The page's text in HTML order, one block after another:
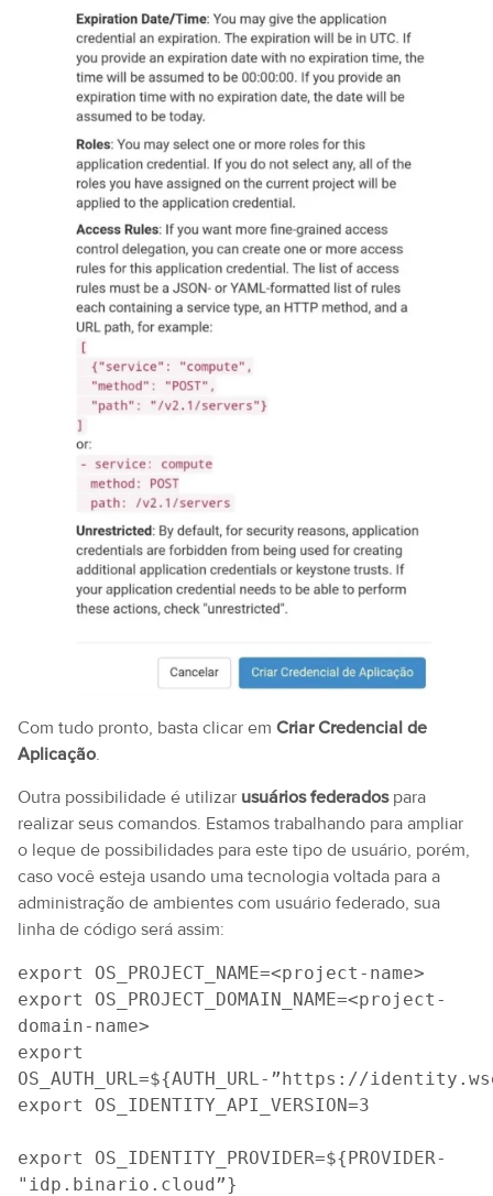
Com tudo pronto, basta clicar em Criar Credencial de
Aplicação.
Outra possibilidade é utilizar usuários federadospara
realizar seus comandos. Estamos trabalhando para ampliar
o leque de possibilidades para este tipo de usuário, porém,
caso você esteja usando uma tecnologia voltada para a
administração de ambientes com usuário federado, sua
linha de código será assim:
export OS_PROJECT_NAME=<project-name>
export OS_PROJECT_DOMAIN_NAME=<project-
domain-name>
export
OS_AUTH_URL=${AUTH_URL-”https://
export OS_IDENTITY_API_VERSION=3
export OS_IDENTITY_PROVIDER=${PROVIDER-
"idp.binario.cloud”}